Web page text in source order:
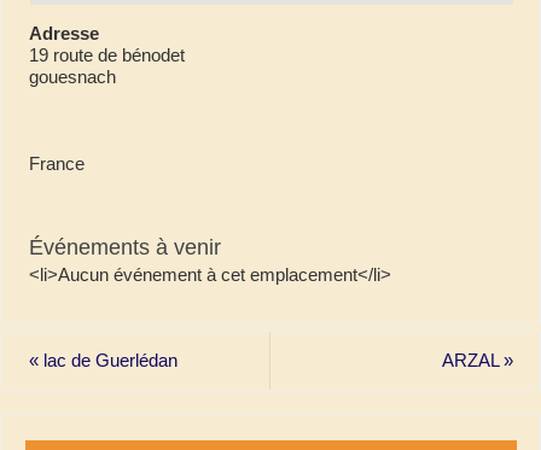
Adresse
19 route de bénodet
gouesnach
France
Événements à venir
<li>Aucun événement à cet emplacement</li>
«lac de Guerlédan ARZAL»